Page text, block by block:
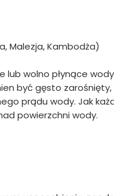
Malezja, Kambodża)
lub wolno płynące
być gęsto
prądu wody. Jak
powierzchni wody.